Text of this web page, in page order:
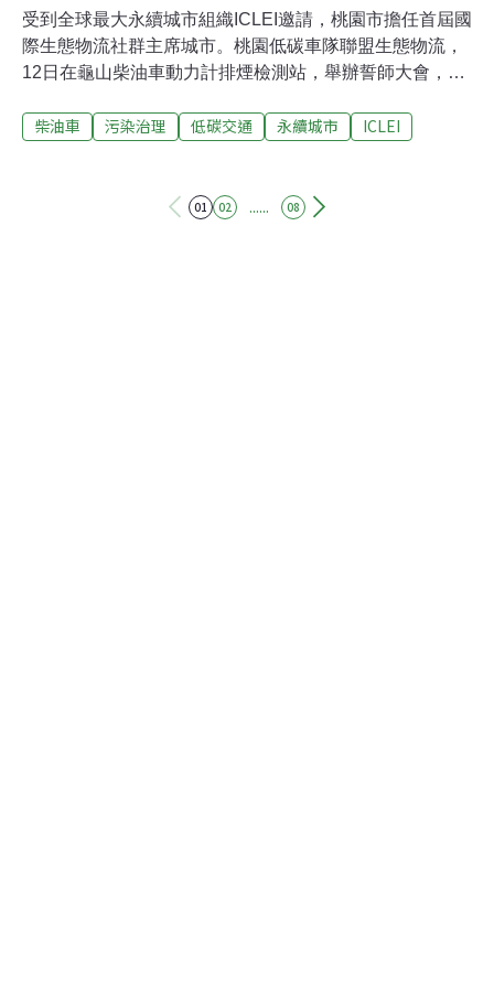
受到全球最大永續城市組織ICLEI邀請，桃園市擔任首屆國
際生態物流社群主席城市。桃園低碳車隊聯盟生態物流，
12日在龜山柴油車動力計排煙檢測站，舉辦誓師大會，宣
題，也推動貨車進廠保養同時檢測排煙狀況，預估每年可
聚落，其中柴油車在桃園非常多，因為我們的物流中心將
柴油車 污染治理 低碳交通 永續城市 ICLEI
01 02 ...... 08